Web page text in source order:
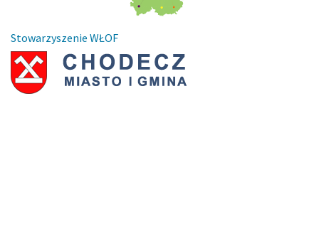
Stowarzyszenie WŁOF